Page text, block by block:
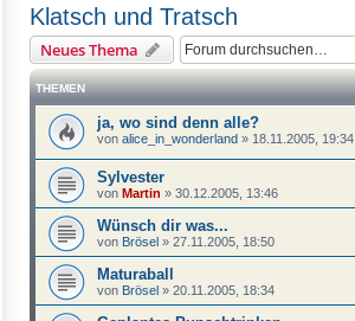
Klatsch und Tratsch
Neues Thema
THEMEN
ja, wo sind denn alle?
von alice_in_wonderland » 18.11.2005, 19:34
Sylvester
von Martin » 30.12.2005, 13:46
Wünsch dir was...
von Brösel » 27.11.2005, 18:50
Maturaball
von Brösel » 20.11.2005, 18:34